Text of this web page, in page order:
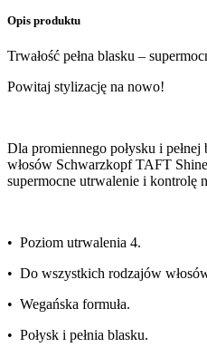
Opis produktu
Trwałość pełna blasku –
Powitaj stylizację na nowo!
Dla promiennego połysku i
włosów Schwarzkopf TAFT
supermocne utrwalenie i kontrolę
• Poziom utrwalenia 4.
• Do wszystkich rodzajów
• Wegańska formuła.
• Połysk i pełnia blasku.